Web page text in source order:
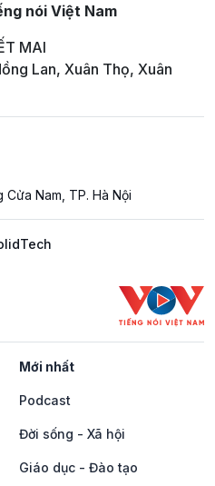
nói Việt Nam
MAI
Lan, Xuân Thọ, Xuân
Nam, TP. Hà Nội
Mới nhất
Podcast
Đời sống - Xã hội
Giáo dục - Đào tạo